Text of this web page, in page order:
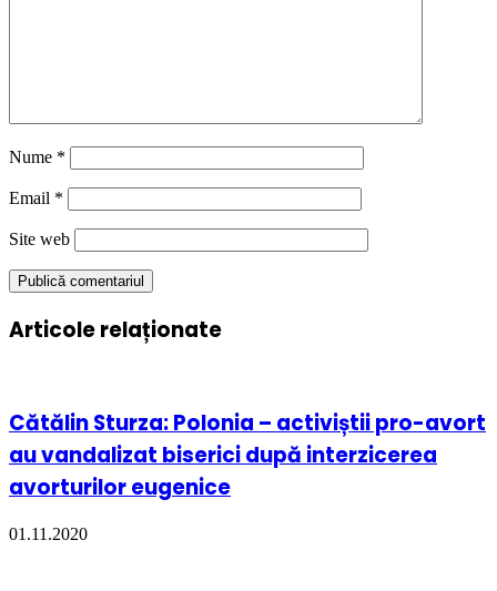
Nume *
Email *
Site web
Articole relaționate
Cătălin Sturza: Polonia – activiștii pro-avort
au vandalizat biserici după interzicerea
avorturilor eugenice
01.11.2020